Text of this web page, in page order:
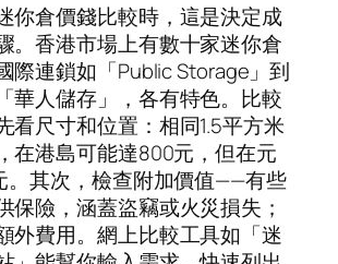
你倉價錢比較時，這是決定成
。香港市場上有數十家迷你倉
際連鎖如「Public Storage」到
華人儲存」，各有特色。比較
看尺寸和位置：相同1.5平方米
在港島可能達800元，但在元
。其次，檢查附加價值——有些
保險，涵蓋盜竊或火災損失；
外費用。網上比較工具如「迷